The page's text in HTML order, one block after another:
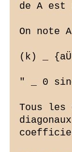
de A
On
(k) _
" _ 0
Tous